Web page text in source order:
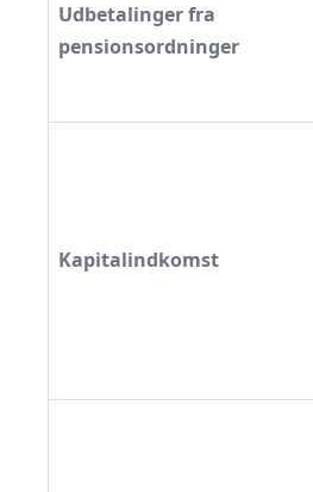
Udbetalinger fra
pensionsordninger
Kapitalindkomst